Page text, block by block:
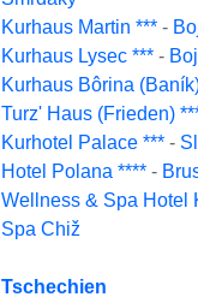
Kurhaus Martin *** -
Kurhaus Lysec *** -
Kurhaus Bôrina
Turz' Haus (Frieden)
Kurhotel Palace *** -
Hotel Polana **** -
Wellness & Spa Hotel
Spa Chiž
Tschechien